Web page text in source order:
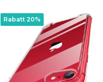
Rabatt 20%